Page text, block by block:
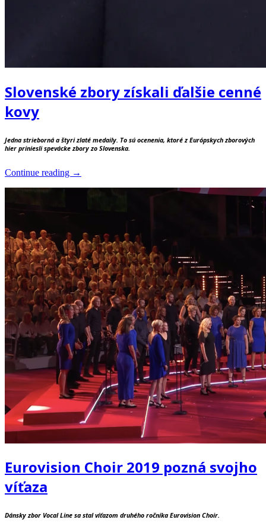
Slovenské zbory získali ďalšie cenné
kovy
Jedna strieborná a štyri zlaté medaily. To sú ocenenia, ktoré z Európskych zborových
hier priniesli spevácke zbory zo Slovenska.
Continue reading “Slovenské
→
Eurovision Choir 2019 pozná svojho
víťaza
Dánsky zbor Vocal Line sa stal víťazom druhého ročníka Eurovision Choir.